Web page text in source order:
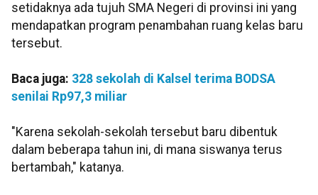
setidaknya ada tujuh SMA Negeri di provinsi ini yang
mendapatkan program penambahan ruang kelas baru
tersebut.
Baca juga: 328 sekolah di Kalsel terima BODSA
senilai Rp97,3 miliar
"Karena sekolah-sekolah tersebut baru dibentuk
dalam beberapa tahun ini, di mana siswanya terus
bertambah," katanya.